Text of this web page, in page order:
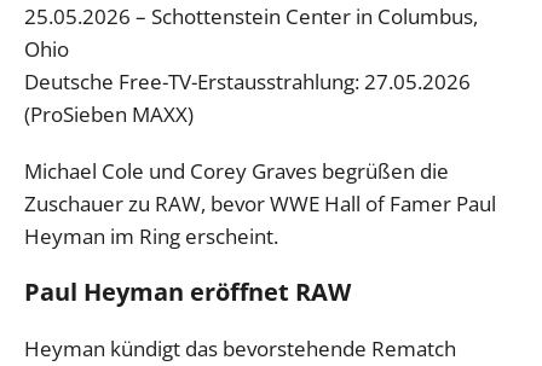
25.05.2026 – Schottenstein Center in Columbus,
Ohio
Deutsche Free-TV-Erstausstrahlung: 27.05.2026
(ProSieben MAXX)
Michael Cole und Corey Graves begrüßen die
Zuschauer zu RAW, bevor WWE Hall of Famer Paul
Heyman im Ring erscheint.
Paul Heyman eröffnet RAW
Heyman kündigt das bevorstehende Rematch